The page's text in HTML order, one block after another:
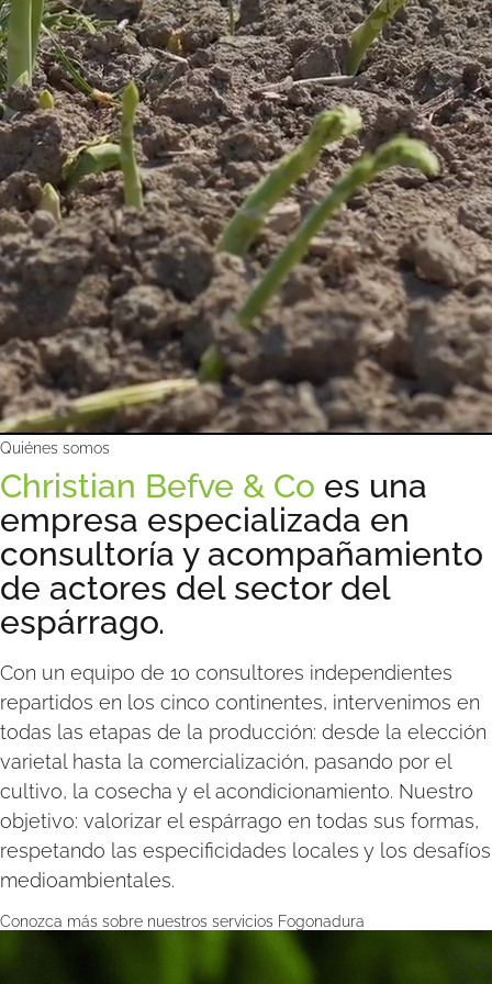
Quiénes somos
Christian Befve & Co es una
empresa especializada en
consultoría y acompañamiento
de actores del sector del
espárrago.
Con un equipo de 10 consultores independientes
repartidos en los cinco continentes, intervenimos en
todas las etapas de la producción: desde la elección
varietal hasta la comercialización, pasando por el
cultivo, la cosecha y el acondicionamiento. Nuestro
objetivo: valorizar el espárrago en todas sus formas,
respetando las especificidades locales y los desafíos
medioambientales.​
Conozca más sobre nuestros servicios Fogonadura